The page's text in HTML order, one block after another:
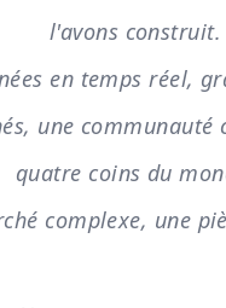
l'avons construit.
en temps réel,
une communauté
quatre coins du
complexe, une